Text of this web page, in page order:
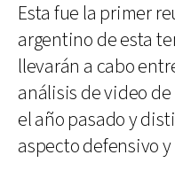
Esta fue la primer
argentino de esta
llevarán a cabo
análisis de video
el año pasado y
aspecto defensivo